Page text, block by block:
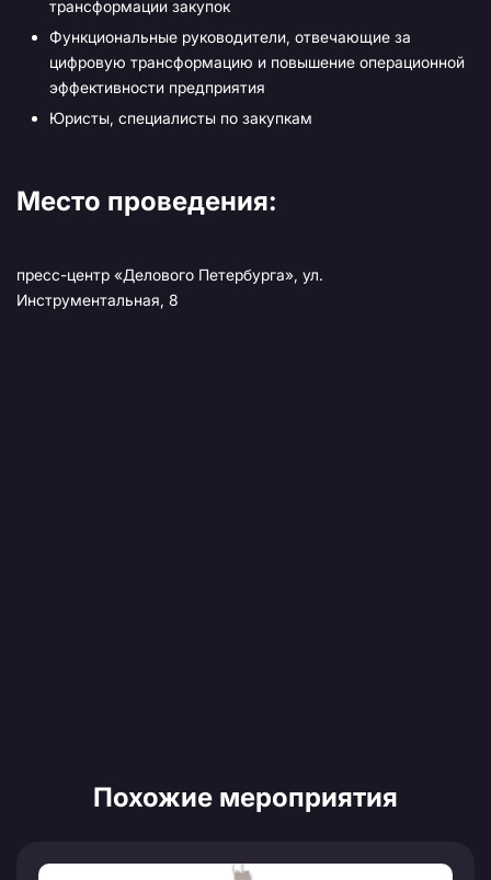
трансформации закупок
Функциональные руководители, отвечающие за
цифровую трансформацию и повышение операционной
эффективности предприятия
Юристы, специалисты по закупкам
Место проведения:
пресс-центр «Делового Петербурга», ул.
Инструментальная, 8
Похожие мероприятия